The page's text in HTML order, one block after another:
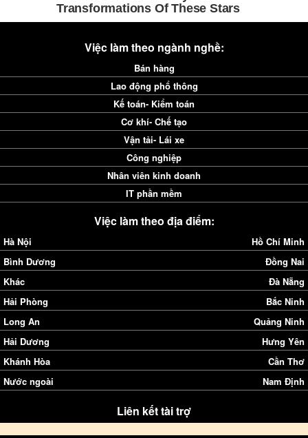
Việc làm theo ngành nghề:
Bán hàng
Lao động phổ thông
Kế toán- Kiểm toán
Cơ khí- Chế tạo
Vận tải- Lái xe
Công nghiệp
Nhân viên kinh doanh
IT phần mềm
Việc làm theo địa điểm:
Hà Nội
Hồ Chí Minh
Bình Dương
Đồng Nai
Khác
Đà Nẵng
Hải Phòng
Bắc Ninh
Long An
Quảng Ninh
Hải Dương
Hưng Yên
Khánh Hòa
Cần Thơ
Nước ngoài
Nam Định
Liên kết tài trợ